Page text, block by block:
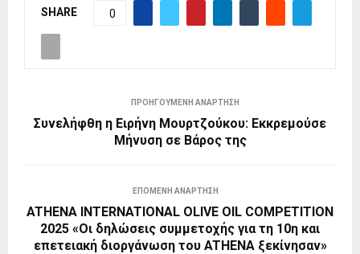
SHARE 0
ΠΡΟΗΓΟΎΜΕΝΗ ΑΝΆΡΤΗΣΗ
Συνελήφθη η Ειρήνη Μουρτζούκου: Εκκρεμούσε
Μήνυση σε Βάρος της
ΕΠΌΜΕΝΗ ΑΝΆΡΤΗΣΗ
ATHENA INTERNATIONAL OLIVE OIL COMPETITION
2025 «Οι δηλώσεις συμμετοχής για τη 10η και
επετειακή διοργάνωση του ATHENA ξεκίνησαν»